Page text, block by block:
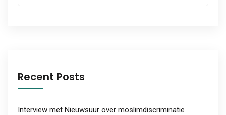
for:
Recent Posts
Interview met Nieuwsuur over moslimdiscriminatie